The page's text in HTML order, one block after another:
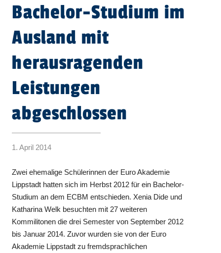
Bachelor-Studium im
Ausland mit
herausragenden
Leistungen
abgeschlossen
1. April 2014
Zwei ehemalige Schülerinnen der Euro Akademie
Lippstadt hatten sich im Herbst 2012 für ein Bachelor-
Studium an dem ECBM entschieden. Xenia Dide und
Katharina Welk besuchten mit 27 weiteren
Kommilitonen die drei Semester von September 2012
bis Januar 2014. Zuvor wurden sie von der Euro
Akademie Lippstadt zu fremdsprachlichen